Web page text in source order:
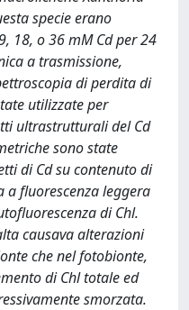
specie erano
18, o 36 mM Cd per 24
a trasmissione,
di perdita di
utilizzate per
ultrastrutturali del Cd
sono state
di Cd su contenuto di
a fluorescenza leggera
di Chl.
causava alterazioni
che nel fotobionte,
di Chl totale ed
smorzata.